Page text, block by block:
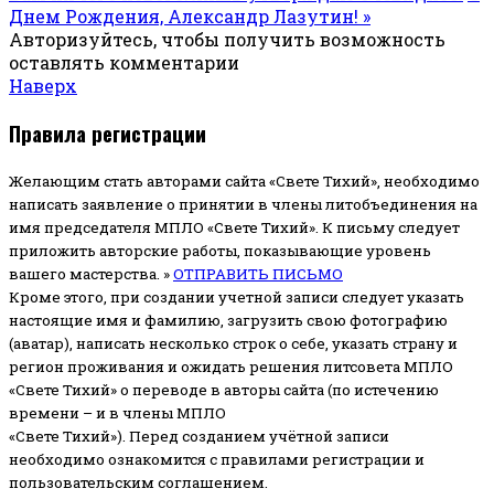
Днем Рождения, Александр Лазутин! »
Авторизуйтесь, чтобы получить возможность
оставлять комментарии
Наверх
Правила регистрации
Желающим стать авторами сайта «Свете Тихий», необходимо
написать заявление о принятии в члены литобъединения на
имя председателя МПЛО «Свете Тихий». К письму следует
приложить авторские работы, показывающие уровень
вашего мастерства. »ОТПРАВИТЬ ПИСЬМО
Кроме этого, при создании учетной записи следует указать
настоящие имя и фамилию, загрузить свою фотографию
(аватар), написать несколько строк о себе, указать страну и
регион проживания и ожидать решения литсовета МПЛО
«Свете Тихий» о переводе в авторы сайта (по истечению
времени – и в члены МПЛО
«Свете Тихий»). Перед созданием учётной записи
необходимо ознакомится с правилами регистрации и
пользовательским соглашением.